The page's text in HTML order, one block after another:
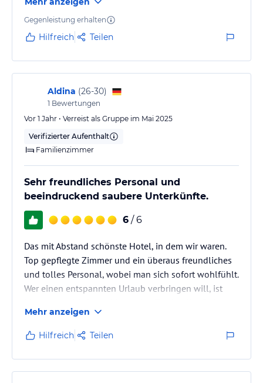
Gegenleistung erhalten
Hilfreich Teilen
Aldina (26-30)
1 Bewertungen
Vor 1 Jahr • Verreist als Gruppe im Mai 2025
Verifizierter Aufenthalt
Familienzimmer
Sehr freundliches Personal und
beeindruckend saubere Unterkünfte.
6 / 6
Das mit Abstand schönste Hotel, in dem wir waren.
Top gepflegte Zimmer und ein überaus freundliches
und tolles Personal, wobei man sich sofort wohlfühlt.
Wer einen entspannten Urlaub verbringen will, ist
Pool oder Strand genießen. Wir würden auf jeden Fall
wiederkommen!
Mehr anzeigen
Hilfreich Teilen